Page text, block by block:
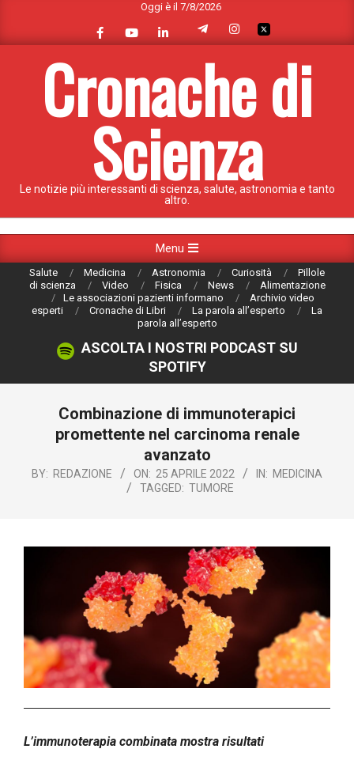
content
Oggi è il 7/8/2026
Cronache di
Scienza
Le notizie più interessanti di scienza, salute, astronomia e tanto
altro.
Navigation
Menu
Salute Medicina Astronomia Curiosità
Pillole
di scienza
Video Fisica News
Alimentazione
Le associazioni pazienti informano
Archivio video
esperti
Cronache di Libri La parola all’esperto
La
parola all’esperto
ASCOLTA I NOSTRI PODCAST SU
SPOTIFY
‎Combinazione di immunoterapici
promettente nel carcinoma renale
avanzato‎
BY: REDAZIONE ON: 25 APRILE 2022 IN: MEDICINA
TAGGED: TUMORE
L’immunoterapia combinata mostra risultati